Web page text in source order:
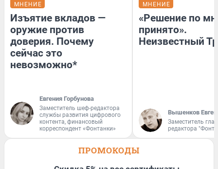
МНЕНИЕ
Изъятие вкладов —
оружие против
доверия. Почему
сейчас это
невозможно*
Евгения Горбунова
Заместитель шеф-редактора
службы развития цифрового
контента, финансовый
корреспондент «Фонтанки»
МНЕНИЕ
«Решение по
принято».
Неизвестный
Вышенков
Заместитель
редактора
ПРОМОКОДЫ